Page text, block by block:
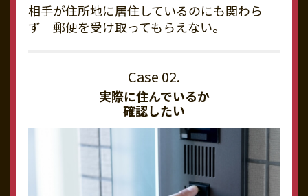
相手が住所地に居住しているのにも関わら
ず 郵便を受け取ってもらえない。
実際に住んでいるか
確認したい